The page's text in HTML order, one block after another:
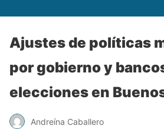
Ajustes de políticas
por gobierno y
elecciones en
Andreína Caballero